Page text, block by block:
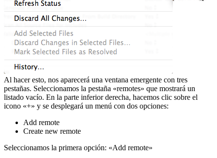
Al hacer esto, nos aparecerá una ventana emergente con tres
pestañas. Seleccionamos la pestaña «remotes» que mostrará un
listado vacío. En la parte inferior derecha, hacemos clic sobre el
icono «+» y se desplegará un menú con dos opciones:
Add remote
Create new remote
Seleccionamos la primera opción: «Add remote»